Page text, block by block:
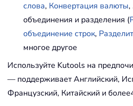
слова, Конвертация валюты,
объединения и разделения (
объединение строк,
многое другое
Используйте Kutools на
— поддерживает Английский,
Французский, Китайский и